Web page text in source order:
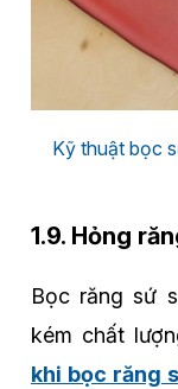
Kỹ thuật bọc
1.9. Hỏng
Bọc răng sứ
kém chất
khi bọc răng